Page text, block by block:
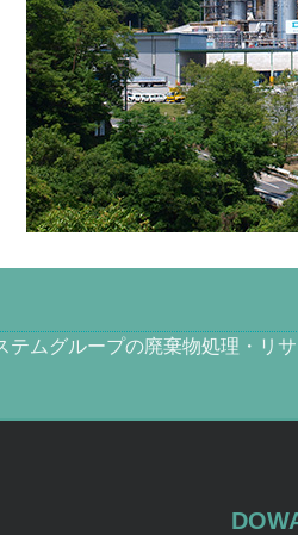
テムグループの廃棄物処理・リサ